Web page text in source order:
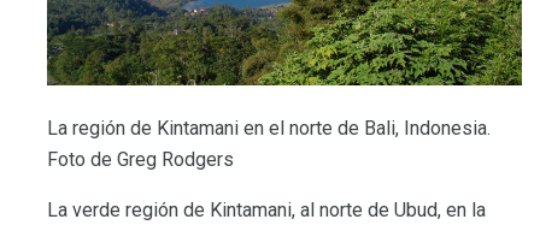
La región de Kintamani en el norte de Bali, Indonesia.
Foto de Greg Rodgers
La verde región de Kintamani, al norte de Ubud, en la